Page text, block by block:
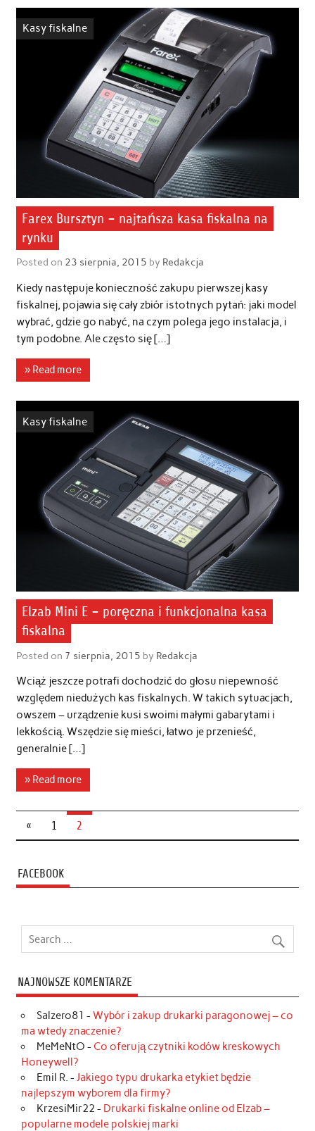
Kasy fiskalne
Farex Bursztyn – najtańsza kasa fiskalna na
rynku
Posted on 23 sierpnia, 2015 by Redakcja
Kiedy następuje konieczność zakupu pierwszej kasy
fiskalnej, pojawia się cały zbiór istotnych pytań: jaki model
wybrać, gdzie go nabyć, na czym polega jego instalacja, i
tym podobne. Ale często się […]
» Read more
Kasy fiskalne
Elzab Mini E – poręczna i funkcjonalna kasa
fiskalna
Posted on 7 sierpnia, 2015 by Redakcja
Wciąż jeszcze potrafi dochodzić do głosu niepewność
względem niedużych kas fiskalnych. W takich sytuacjach,
owszem – urządzenie kusi swoimi małymi gabarytami i
lekkością. Wszędzie się mieści, łatwo je przenieść,
generalnie […]
» Read more
« 1 2
FACEBOOK
NAJNOWSZE KOMENTARZE
Salzero81 - Wybór i zakup drukarki paragonowej – co
ma wtedy znaczenie?
MeMeNtO - Co oferują czytniki kodów kreskowych
Honeywell?
Emil R. - Jakiego typu drukarka etykiet będzie
najlepszym wyborem dla firmy?
KrzesiMir22 - Drukarki fiskalne online od Elzab –
popularne modele polskiej marki